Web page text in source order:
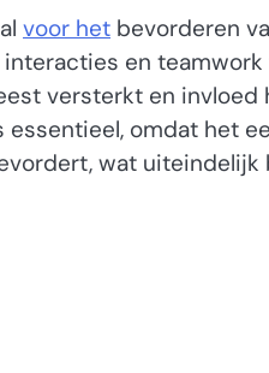
voor het bevorderen
en teamwork
versterkt en invloed
omdat het
wat uiteindelijk